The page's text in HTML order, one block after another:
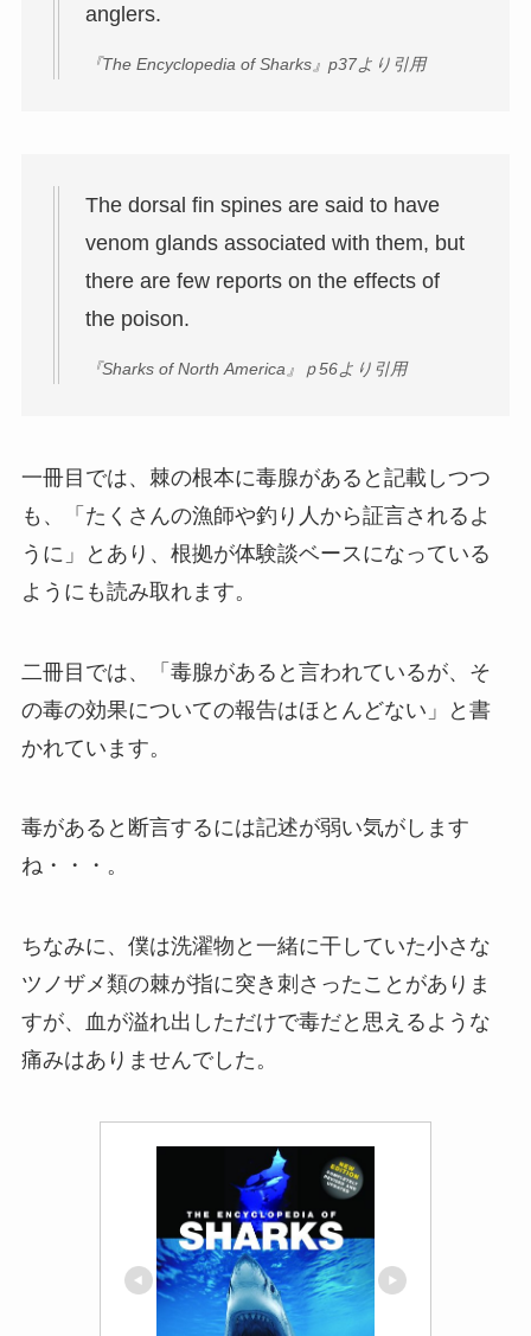
anglers.
『The Encyclopedia of Sharks』p37より引用
The dorsal fin spines are said to have
venom glands associated with them, but
there are few reports on the effects of
the poison.
『Sharks of North America』ｐ56より引用
一冊目では、棘の根本に毒腺があると記載しつつ
も、「たくさんの漁師や釣り人から証言されるよ
うに」とあり、根拠が体験談ベースになっている
ようにも読み取れます。
二冊目では、「毒腺があると言われているが、そ
の毒の効果についての報告はほとんどない」と書
かれています。
毒があると断言するには記述が弱い気がします
ね・・・。
ちなみに、僕は洗濯物と一緒に干していた小さな
ツノザメ類の棘が指に突き刺さったことがありま
すが、血が溢れ出しただけで毒だと思えるような
痛みはありませんでした。